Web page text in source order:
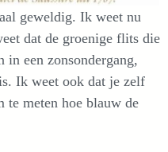
geweldig. Ik weet nu
dat de groenige flits die
in een zonsondergang,
Ik weet ook dat je zelf
te meten hoe blauw de